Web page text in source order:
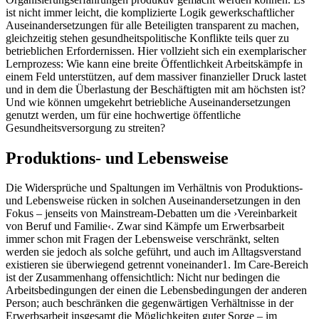
ist nicht immer leicht, die komplizierte Logik gewerkschaftlicher
Auseinandersetzungen für alle Beteiligten transparent zu machen,
gleichzeitig stehen gesundheitspolitische Konflikte teils quer zu
betrieblichen Erfordernissen. Hier vollzieht sich ein exemplarischer
Lernprozess: Wie kann eine breite Öffentlichkeit Arbeitskämpfe in
einem Feld unterstützen, auf dem massiver finanzieller Druck lastet
und in dem die Überlastung der Beschäftigten mit am höchsten ist?
Und wie können umgekehrt betriebliche Auseinandersetzungen
genutzt werden, um für eine hochwertige öffentliche
Gesundheitsversorgung zu streiten?
Produktions- und Lebensweise
Die Widersprüche und Spaltungen im Verhältnis von Produktions-
und Lebensweise rücken in solchen Auseinandersetzungen in den
Fokus – jenseits von Mainstream-Debatten um die ›Vereinbarkeit
von Beruf und Familie‹. Zwar sind Kämpfe um Erwerbsarbeit
immer schon mit Fragen der Lebensweise verschränkt, selten
werden sie jedoch als solche geführt, und auch im Alltagsverstand
existieren sie überwiegend getrennt voneinander1. Im Care-Bereich
ist der Zusammenhang offensichtlich: Nicht nur bedingen die
Arbeitsbedingungen der einen die Lebensbedingungen der anderen
Person; auch beschränken die gegenwärtigen Verhältnisse in der
Erwerbsarbeit insgesamt die Möglichkeiten guter Sorge – im